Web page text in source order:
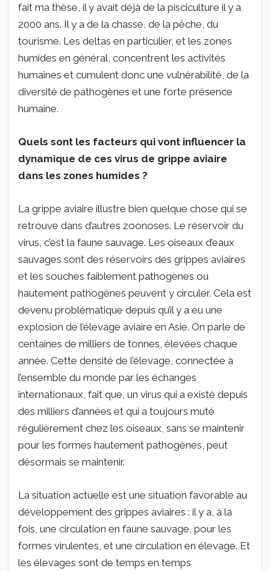
fait ma thèse, il y avait déjà de la pisciculture il y a
2000 ans. Il y a de la chasse, de la pêche, du
tourisme. Les deltas en particulier, et les zones
humides en général, concentrent les activités
humaines et cumulent donc une vulnérabilité, de la
diversité de pathogènes et une forte présence
humaine.
Quels sont les facteurs qui vont influencer la
dynamique de ces virus de grippe aviaire
dans les zones humides ?
La grippe aviaire illustre bien quelque chose qui se
retrouve dans d’autres zoonoses. Le réservoir du
virus, c’est la faune sauvage. Les oiseaux d’eaux
sauvages sont des réservoirs des grippes aviaires
et les souches faiblement pathogènes ou
hautement pathogènes peuvent y circuler. Cela est
devenu problématique depuis qu’il y a eu une
explosion de l’élevage aviaire en Asie. On parle de
centaines de milliers de tonnes, élevées chaque
année. Cette densité de l’élevage, connectée à
l’ensemble du monde par les échanges
internationaux, fait que, un virus qui a existé depuis
des milliers d’années et qui a toujours muté
régulièrement chez les oiseaux, sans se maintenir
pour les formes hautement pathogènes, peut
désormais se maintenir.
La situation actuelle est une situation favorable au
développement des grippes aviaires : il y a, à la
fois, une circulation en faune sauvage, pour les
formes virulentes, et une circulation en élevage. Et
les élevages sont de temps en temps